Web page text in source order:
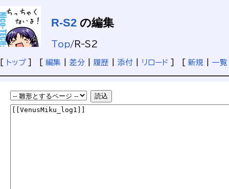
R-S2 の編集
Top/R-S2
トップ] [ 編集 差分 履歴 添付 リロード 新規 一覧